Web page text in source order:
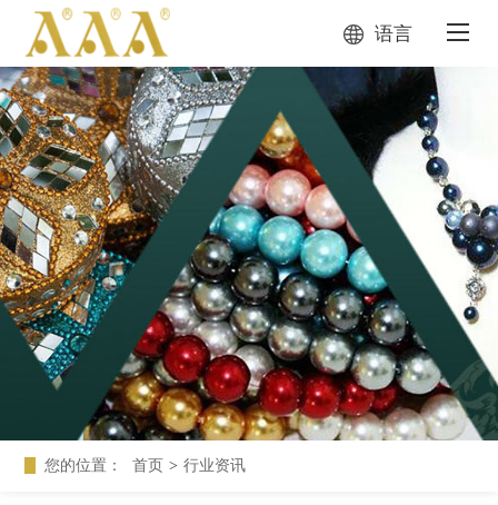
语言
您的位置： 首页 > 行业资讯